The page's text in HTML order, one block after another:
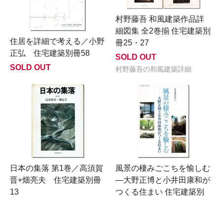
住居を詳細で考える／小野
正弘 住宅建築別冊58
SOLD OUT
村野藤吾 和風建築作品詳
細図集 全2巻揃 住宅建築別
冊25・27
SOLD OUT
村野藤吾の和風建築詳細
日本の集落 第1巻／高須賀
晋+畑亮夫 住宅建築別冊
13
風景の棲みごこちを愉しむ
―大野正博と小井田康和が
つくる住まい 住宅建築別